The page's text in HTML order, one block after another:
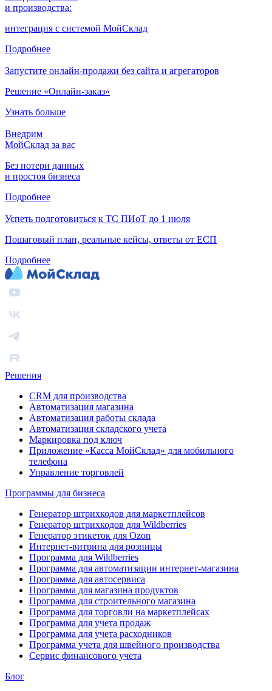
и производства:
интеграция с системой МойСклад
Подробнее
Запустите онлайн-продажи без сайта и агрегаторов
Решение «Онлайн-заказ»
Узнать больше
Внедрим
МойСклад за вас
Без потери данных
и простоя бизнеса
Подробнее
Успеть подготовиться к ТС ПИоТ до 1 июля
Пошаговый план, реальные кейсы, ответы от ЕСП
Подробнее
Решения
CRM для производства
Автоматизация магазина
Автоматизация работы склада
Автоматизация складского учета
Маркировка под ключ
Приложение «Касса МойСклад» для мобильного
телефона
Управление торговлей
Программы для бизнеса
Генератор штрихкодов для маркетплейсов
Генератор штрихкодов для Wildberries
Генератор этикеток для Ozon
Интернет-витрина для розницы
Программа для Wildberries
Программа для автоматизации интернет-магазина
Программа для автосервиса
Программа для магазина продуктов
Программа для строительного магазина
Программа для торговли на маркетплейсах
Программа для учета продаж
Программа для учета расходников
Программа учета для швейного производства
Сервис финансового учета
Блог